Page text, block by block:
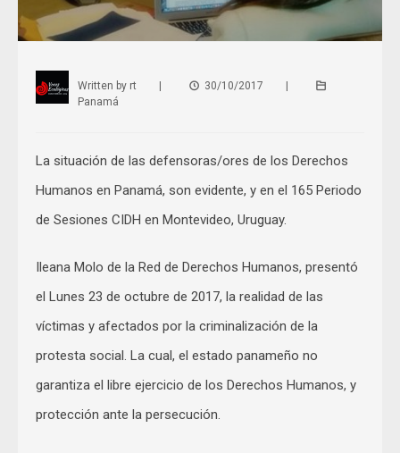
Written by rt 30/10/2017
Panamá
La situación de las defensoras/ores de los Derechos
Humanos en Panamá, son evidente, y en el 165 Periodo
de Sesiones CIDH en Montevideo, Uruguay.
Ileana Molo de la Red de Derechos Humanos, presentó
el Lunes 23 de octubre de 2017, la realidad de las
víctimas y afectados por la criminalización de la
protesta social. La cual, el estado panameño no
garantiza el libre ejercicio de los Derechos Humanos, y
protección ante la persecución.